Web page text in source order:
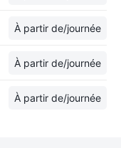
À partir de/journée
À partir de/journée
À partir de/journée